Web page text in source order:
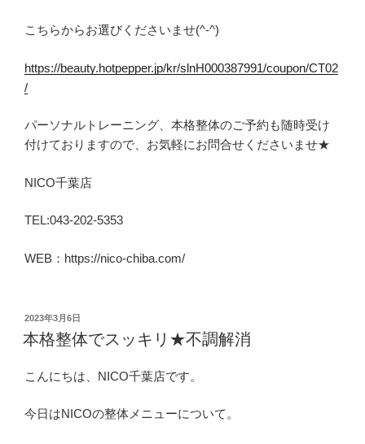
こちらからお選びくださいませ(^-^)
https://beauty.hotpepper.jp/kr/slnH000387991/coupon/CT02
/
パーソナルトレーニング、本格整体のご予約も随時受け
付けておりますので、お気軽にお問合せくださいませ★
NICO千葉店
TEL:043-202-5353
WEB：https://nico-chiba.com/
投
稿
日:
2023年3月6日
本格整体でスッキリ★不調解消
こんにちは、NICO千葉店です。
今日はNICOの整体メニューについて。